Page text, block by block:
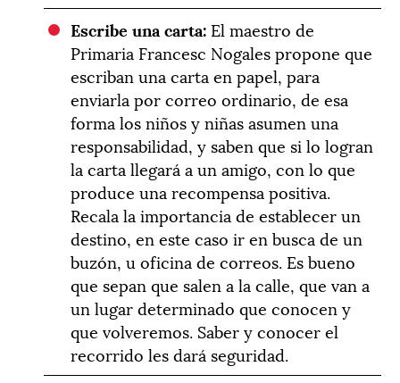
Escribe una carta: El maestro de
Primaria Francesc Nogales propone que
escriban una carta en papel, para
enviarla por correo ordinario, de esa
forma los niños y niñas asumen una
responsabilidad, y saben que si lo logran
la carta llegará a un amigo, con lo que
produce una recompensa positiva.
Recala la importancia de establecer un
destino, en este caso ir en busca de un
buzón, u oficina de correos. Es bueno
que sepan que salen a la calle, que van a
un lugar determinado que conocen y
que volveremos. Saber y conocer el
recorrido les dará seguridad.